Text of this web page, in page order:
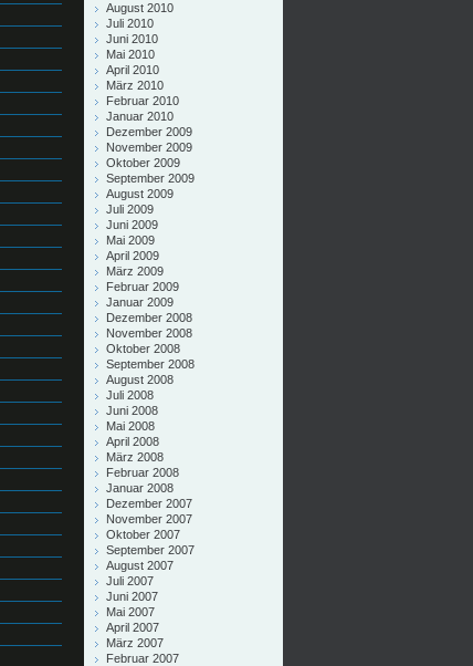
August 2010
Juli 2010
Juni 2010
Mai 2010
April 2010
März 2010
Februar 2010
Januar 2010
Dezember 2009
November 2009
Oktober 2009
September 2009
August 2009
Juli 2009
Juni 2009
Mai 2009
April 2009
März 2009
Februar 2009
Januar 2009
Dezember 2008
November 2008
Oktober 2008
September 2008
August 2008
Juli 2008
Juni 2008
Mai 2008
April 2008
März 2008
Februar 2008
Januar 2008
Dezember 2007
November 2007
Oktober 2007
September 2007
August 2007
Juli 2007
Juni 2007
Mai 2007
April 2007
März 2007
Februar 2007